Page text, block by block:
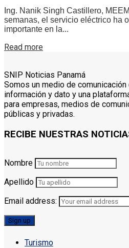
Ing. Nanik Singh Castillero,
semanas, el servicio eléctrico ha
importante en la...
Read more
SNIP Noticias Panamá
Somos un medio de
información y dato y una
para empresas, medios de
públicas y privadas.
RECIBE NUESTRAS
Nombre
Apellido
Email address:
Turismo